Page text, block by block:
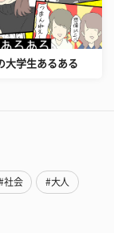
大学生あるある
社会 #大人